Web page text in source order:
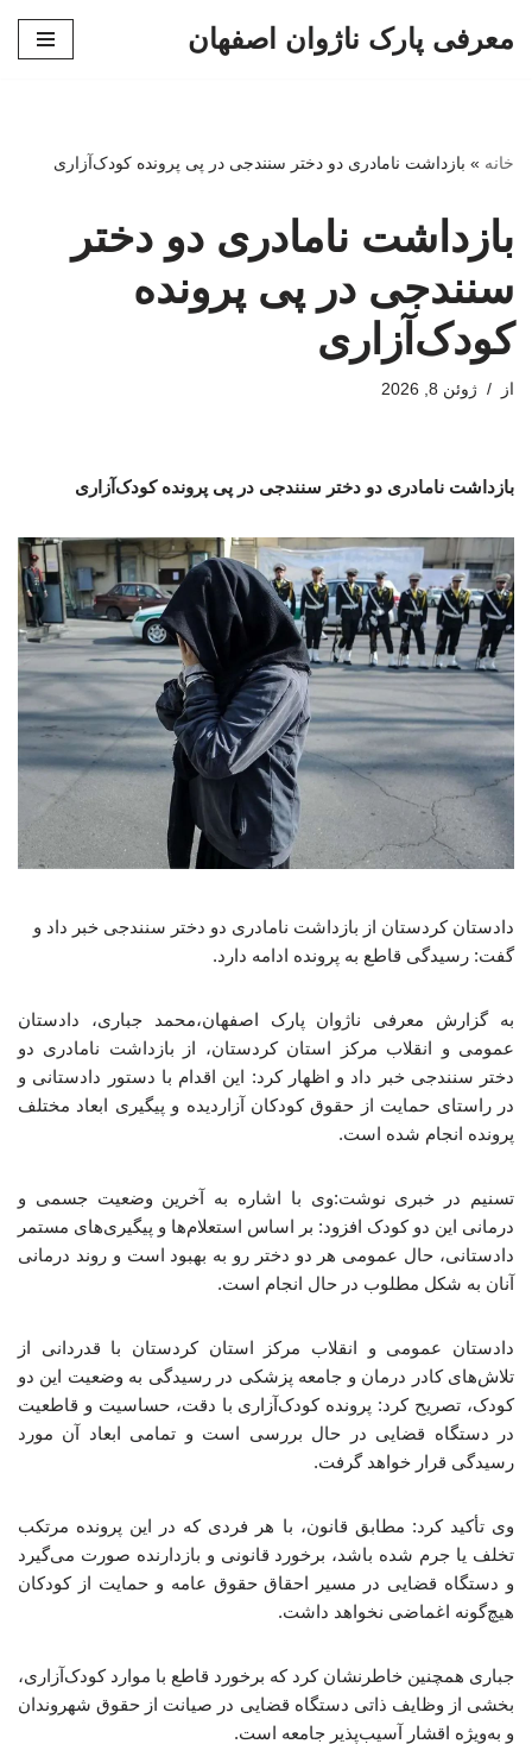
معرفی پارک ناژوان اصفهان
خانه » بازداشت نامادری دو دختر سنندجی در پی پرونده کودک‌آزاری
بازداشت نامادری دو دختر
سنندجی در پی پرونده
کودک‌آزاری
از ژوئن 8, 2026
بازداشت نامادری دو دختر سنندجی در پی پرونده کودک‌آزاری
دادستان کردستان از بازداشت نامادری دو دختر سنندجی خبر داد و
گفت: رسیدگی قاطع به پرونده ادامه دارد.
به گزارش معرفی ناژوان پارک اصفهان،محمد جباری، دادستان
عمومی و انقلاب مرکز استان کردستان، از بازداشت نامادری دو
دختر سنندجی خبر داد و اظهار کرد: این اقدام با دستور دادستانی و
در راستای حمایت از حقوق کودکان آزاردیده و پیگیری ابعاد مختلف
پرونده انجام شده است.
تسنیم در خبری نوشت:وی با اشاره به آخرین وضعیت جسمی و
درمانی این دو کودک افزود: بر اساس استعلام‌ها و پیگیری‌های مستمر
دادستانی، حال عمومی هر دو دختر رو به بهبود است و روند درمانی
آنان به شکل مطلوب در حال انجام است.
دادستان عمومی و انقلاب مرکز استان کردستان با قدردانی از
تلاش‌های کادر درمان و جامعه پزشکی در رسیدگی به وضعیت این دو
کودک، تصریح کرد: پرونده کودک‌آزاری با دقت، حساسیت و قاطعیت
در دستگاه قضایی در حال بررسی است و تمامی ابعاد آن مورد
رسیدگی قرار خواهد گرفت.
وی تأکید کرد: مطابق قانون، با هر فردی که در این پرونده مرتکب
تخلف یا جرم شده باشد، برخورد قانونی و بازدارنده صورت می‌گیرد
و دستگاه قضایی در مسیر احقاق حقوق عامه و حمایت از کودکان
هیچ‌گونه اغماضی نخواهد داشت.
جباری همچنین خاطرنشان کرد که برخورد قاطع با موارد کودک‌آزاری،
بخشی از وظایف ذاتی دستگاه قضایی در صیانت از حقوق شهروندان
و به‌ویژه اقشار آسیب‌پذیر جامعه است.